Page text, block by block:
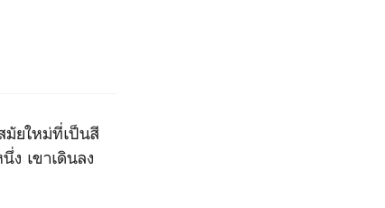
ยใหม่ที่เป็นสี
ง เขาเดินลง